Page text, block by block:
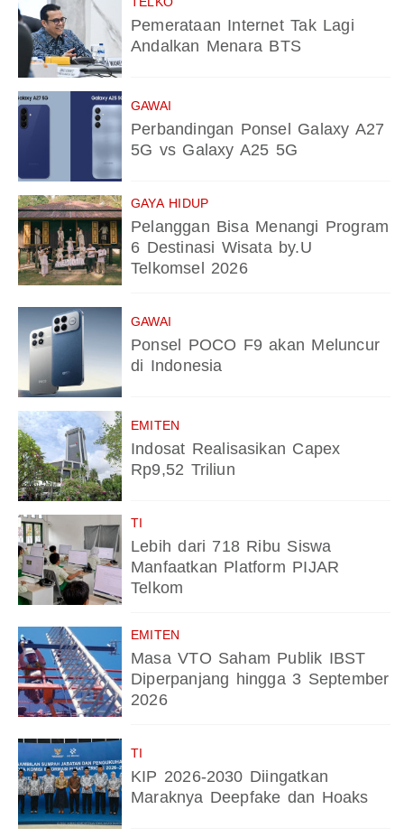
Pemerataan Internet Tak Lagi
Andalkan Menara BTS
GAWAI
Perbandingan Ponsel Galaxy A27
5G vs Galaxy A25 5G
GAYA HIDUP
Pelanggan Bisa Menangi Program
6 Destinasi Wisata by.U
Telkomsel 2026
GAWAI
Ponsel POCO F9 akan Meluncur
di Indonesia
EMITEN
Indosat Realisasikan Capex
Rp9,52 Triliun
TI
Lebih dari 718 Ribu Siswa
Manfaatkan Platform PIJAR
Telkom
EMITEN
Masa VTO Saham Publik IBST
Diperpanjang hingga 3 September
2026
TI
KIP 2026-2030 Diingatkan
Maraknya Deepfake dan Hoaks